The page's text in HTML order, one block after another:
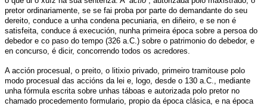
pretor ordinariamente, se se fai proba por parte do demandante do seu
dereito, conduce a unha condena pecuniaria, en diñeiro, e se non é
satisfeita, conduce á execución, nunha primeira época sobre a persoa do
debedor e co paso do tempo (326 a.C.) sobre o patrimonio do debedor, e
en concurso, é dicir, concorrendo todos os acredores.
A acción procesual, o preito, o litixio privado, primeiro tramitouse polo
modo procesual das accións da lei e, logo, desde o 130 a.C., mediante
unha fórmula escrita sobre unhas táboas e autorizada polo pretor no
chamado procedemento formulario, propio da época clásica, e na época